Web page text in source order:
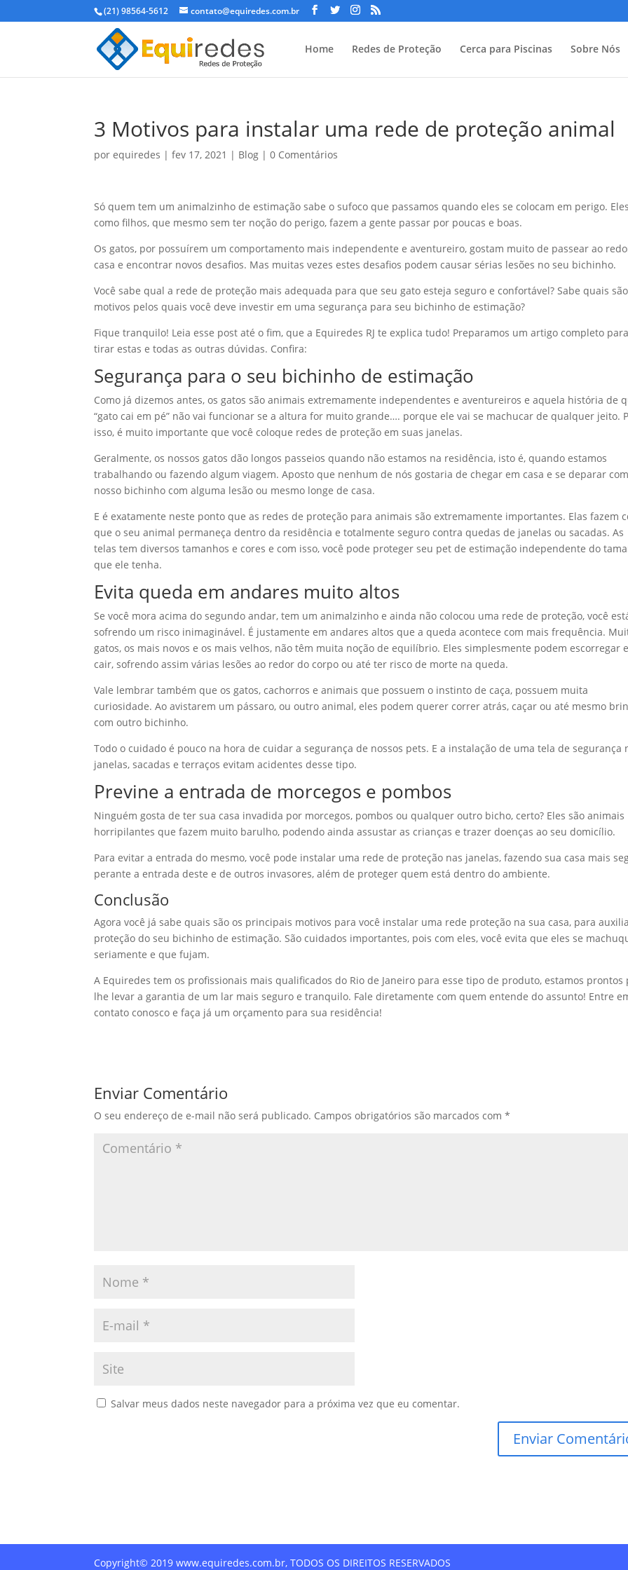
(21) 98564-5612 contato@equiredes.com.br
Home Redes de Proteção Cerca para Piscinas Sobre Nós
3 Motivos para instalar uma rede de proteção animal
porequiredes |fev 17, 2021 | Blog |0 Comentários
Só quem tem um animalzinho de estimação sabe o sufoco que passamos quando eles se colocam em perigo.
como filhos, que mesmo sem ter noção do perigo, fazem a gente passar por poucas e boas.
Os gatos, por possuírem um comportamento mais independente e aventureiro, gostam muito de passear ao
casa e encontrar novos desafios. Mas muitas vezes estes desafios podem causar sérias lesões no seu bichinho.
Você sabe qual a rede de proteção mais adequada para que seu gato esteja seguro e confortável? Sabe quais
motivos pelos quais você deve investir em uma segurança para seu bichinho de estimação?
Fique tranquilo! Leia esse post até o fim, que a Equiredes RJ te explica tudo! Preparamos um artigo completo
tirar estas e todas as outras dúvidas. Confira:
Segurança para o seu bichinho de estimação
Como já dizemos antes, os gatos são animais extremamente independentes e aventureiros e aquela história de
“gato cai em pé” não vai funcionar se a altura for muito grande…. porque ele vai se machucar de qualquer jeito.
isso, é muito importante que você coloque redes de proteção em suas janelas.
Geralmente, os nossos gatos dão longos passeios quando não estamos na residência, isto é, quando estamos
trabalhando ou fazendo algum viagem. Aposto que nenhum de nós gostaria de chegar em casa e se deparar com
nosso bichinho com alguma lesão ou mesmo longe de casa.
E é exatamente neste ponto que as redes de proteção para animais são extremamente importantes. Elas fazem
que o seu animal permaneça dentro da residência e totalmente seguro contra quedas de janelas ou sacadas. As
telas tem diversos tamanhos e cores e com isso, você pode proteger seu pet de estimação independente do
que ele tenha.
Evita queda em andares muito altos
Se você mora acima do segundo andar, tem um animalzinho e ainda não colocou uma rede de proteção, você
sofrendo um risco inimaginável. É justamente em andares altos que a queda acontece com mais frequência.
gatos, os mais novos e os mais velhos, não têm muita noção de equilíbrio. Eles simplesmente podem escorregar e
cair, sofrendo assim várias lesões ao redor do corpo ou até ter risco de morte na queda.
Vale lembrar também que os gatos, cachorros e animais que possuem o instinto de caça, possuem muita
curiosidade. Ao avistarem um pássaro, ou outro animal, eles podem querer correr atrás, caçar ou até mesmo
com outro bichinho.
Todo o cuidado é pouco na hora de cuidar a segurança de nossos pets. E a instalação de uma tela de segurança
janelas, sacadas e terraços evitam acidentes desse tipo.
Previne a entrada de morcegos e pombos
Ninguém gosta de ter sua casa invadida por morcegos, pombos ou qualquer outro bicho, certo? Eles são animais
horripilantes que fazem muito barulho, podendo ainda assustar as crianças e trazer doenças ao seu domicílio.
Para evitar a entrada do mesmo, você pode instalar uma rede de proteção nas janelas, fazendo sua casa mais
perante a entrada deste e de outros invasores, além de proteger quem está dentro do ambiente.
Conclusão
Agora você já sabe quais são os principais motivos para você instalar uma rede proteção na sua casa, para
proteção do seu bichinho de estimação. São cuidados importantes, pois com eles, você evita que eles se
seriamente e que fujam.
A Equiredes tem os profissionais mais qualificados do Rio de Janeiro para esse tipo de produto, estamos prontos
lhe levar a garantia de um lar mais seguro e tranquilo. Fale diretamente com quem entende do assunto! Entre
contato conosco e faça já um orçamento para sua residência!
Enviar Comentário
O seu endereço de e-mail não será publicado. Campos obrigatórios são marcados com*
Salvar meus dados neste navegador para a próxima vez que eu comentar.
Copyright© 2019 www.equiredes.com.br, TODOS OS DIREITOS RESERVADOS